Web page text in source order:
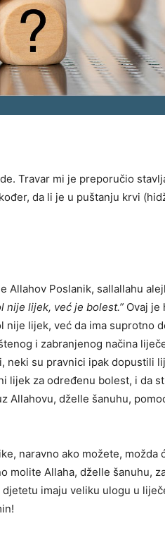
Travar mi je preporučio
da li je u puštanju krvi
Allahov Poslanik, sallallahu
nije lijek, već je bolest.” Ovaj je
nije lijek, već da ima suprotno
i zabranjenog načina
neki su pravnici ipak dopustili
lijek za određenu bolest, i da
Allahovu, dželle šanuhu,
naravno ako možete, možda
molite Allaha, dželle šanuhu,
imaju veliku ulogu u